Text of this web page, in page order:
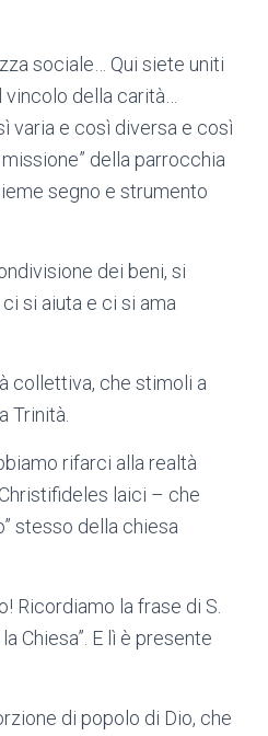
sociale… Qui siete uniti
della carità…
varia e così diversa e così
missione” della parrocchia
segno e strumento
dei beni, si
si aiuta e ci si ama
collettiva, che stimoli a
Trinità.
rifarci alla realtà
laici – che
stesso della chiesa
Ricordiamo la frase di S.
Chiesa”. E lì è presente
di popolo di Dio, che